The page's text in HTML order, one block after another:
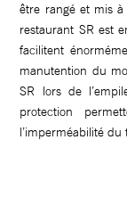
être rangé et mis à
restaurant SR est
facilitent
manutention du
SR lors de
protection
l’imperméabilité